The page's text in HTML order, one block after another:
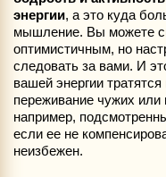
энергии, а это куда
мышление. Вы можете
оптимистичным, но
следовать за вами. И
вашей энергии
переживание чужих
например,
если ее не
неизбежен.